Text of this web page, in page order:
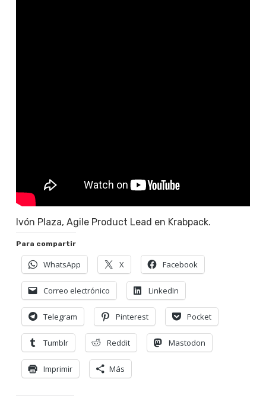
Ivón Plaza, Agile Product Lead en Krabpack.
Para compartir
WhatsApp X Facebook
Correo electrónico LinkedIn
Telegram Pinterest Pocket
Tumblr Reddit Mastodon
Imprimir Más